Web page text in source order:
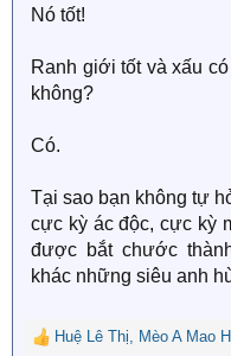
Nó tốt!
Ranh giới tốt và xấu
không?
Có.
Tại sao bạn không tự
cực kỳ ác độc, cực kỳ
được bắt chước
khác những siêu anh
R
Huệ Lê Thị, Mèo A Mao